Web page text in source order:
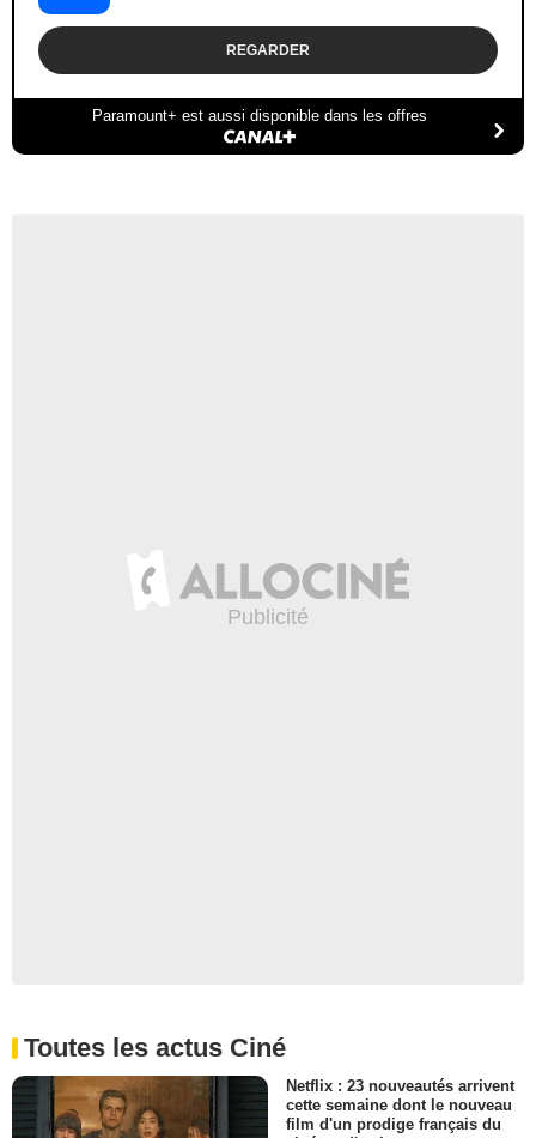
REGARDER
Paramount+ est aussi disponible dans les offres
Toutes les actus Ciné
Netflix : 23 nouveautés arrivent
cette semaine dont le nouveau
film d'un prodige français du